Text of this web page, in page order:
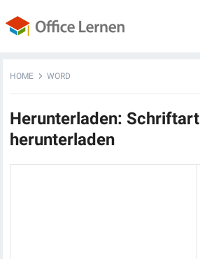
HOME WORD
Herunterladen: Schriftart
herunterladen